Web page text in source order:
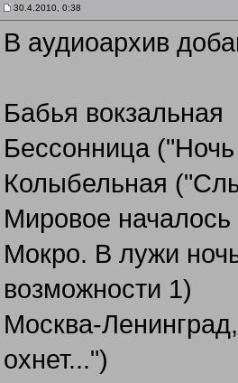
30.4.2010, 0:38
В аудиоархив
Бабья вокзальная
Бессонница
Колыбельная
Мировое началось
Мокро. В лужи
возможности 1)
Москва-
охнет...")